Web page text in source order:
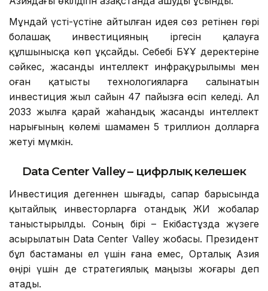
Мұндай үсті-үстіне айтылған идея сөз ретінен гөрі
болашақ инвестицияның іргесін қалауға
құлшынысқа көп ұқсайды. Себебі БҰҰ деректеріне
сәйкес, жасанды интеллект инфрақұрылымы мен
оған қатысты технологияларға салынатын
инвестиция жыл сайын 47 пайызға өсіп келеді. Ал
2033 жылға қарай жаһандық жасанды интеллект
нарығының көлемі шамамен 5 триллион долларға
жетуі мүмкін.
Data Center Valley – цифрлық келешек
Инвестиция дегеннен шығады, сапар барысында
қытайлық инвесторларға отандық ЖИ жобалар
таныстырылды. Соның бірі – Екібастұзда жүзеге
асырылатын Data Center Valley жобасы. Президент
бұл бастаманы ел үшін ғана емес, Орталық Азия
өңірі үшін де стратегиялық маңызы жоғары деп
атады.